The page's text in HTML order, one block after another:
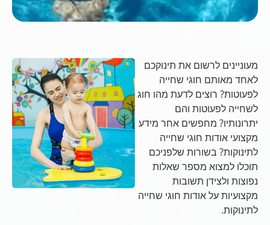
מעוניינים לרשום את תינוקכם
לאחד מאותם חוגי שחייה
לפעוטות? רוצים לדעת מהו חוג
לשחייה לפעוטות והם
יתרונותיו? מחפשים אחר מידע
מקצועי אודות חוגי שחייה
לתינוקות? בשורות שלפניכם
תוכלו למצוא מספר שאלות
נפוצות ולצידן תשובות
מקצועיות על אודות חוגי שחייה
לתינוקות.